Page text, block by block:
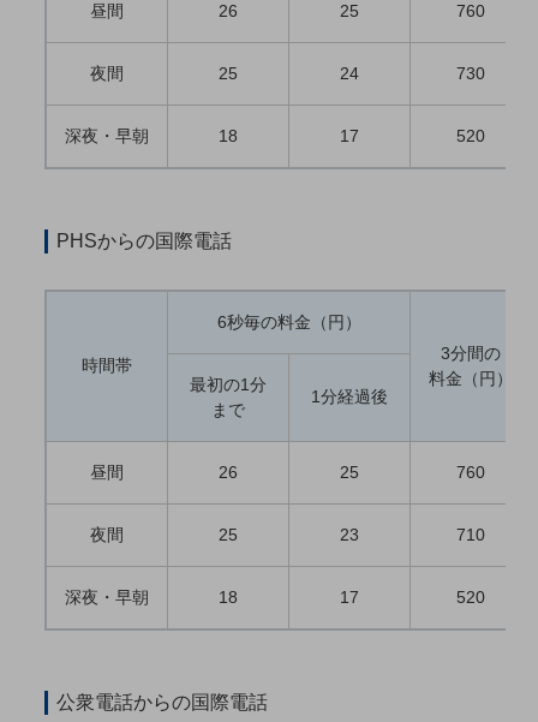
業務効率化
職場環境整備
地域共創・地方創生
業種・業態で探すTOP
モビリティ
昼間 26 25 760
夜間 25 24 730
深夜・早朝 18 17 520
PHSからの国際電話
時間帯
6秒毎の料金（円）
3分間の
料金（円）
最初の1分
まで
1分経過後
昼間 26 25 760
夜間 25 23 710
深夜・早朝 18 17 520
公衆電話からの国際電話